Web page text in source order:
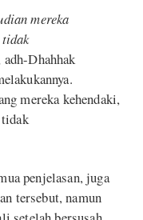
mereka
tidak
Dhahhak
mereka kehendaki,
penjelasan, juga
tersebut, namun